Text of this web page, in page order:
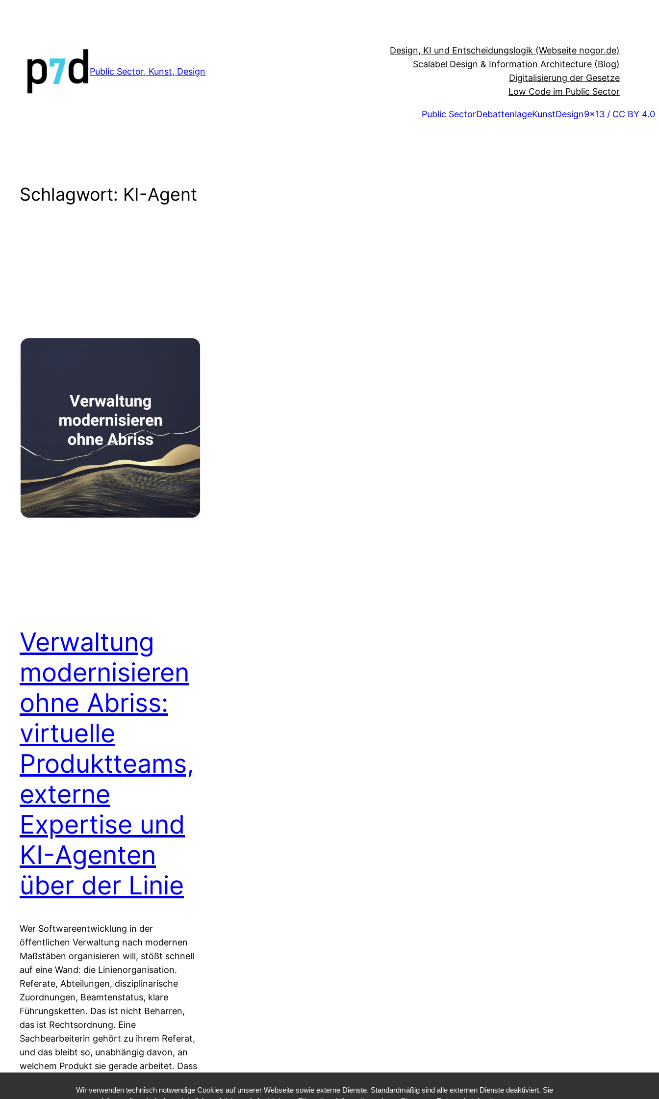
Public Sector, Kunst, Design
Design, KI und Entscheidungslogik (Webseite nogor.de)
Scalabel Design & Information Architecture (Blog)
Digitalisierung der Gesetze
Low Code im Public Sector
Public SectorDebattenlageKunstDesign9×13 / CC BY 4.0
Schlagwort: KI-Agent
Verwaltung
modernisieren
ohne Abriss:
virtuelle
Produktteams,
externe
Expertise und
KI-Agenten
über der Linie
Wer Softwareentwicklung in der
öffentlichen Verwaltung nach modernen
Maßstäben organisieren will, stößt schnell
auf eine Wand: die Linienorganisation.
Referate, Abteilungen, disziplinarische
Zuordnungen, Beamtenstatus, klare
Führungsketten. Das ist nicht Beharren,
das ist Rechtsordnung. Eine
Sachbearbeiterin gehört zu ihrem Referat,
und das bleibt so, unabhängig davon, an
welchem Produkt sie gerade arbeitet. Dass
Wir verwenden technisch notwendige Cookies auf unserer Webseite sowie externe Dienste. Standardmäßig sind alle externen Dienste deaktiviert. Sie